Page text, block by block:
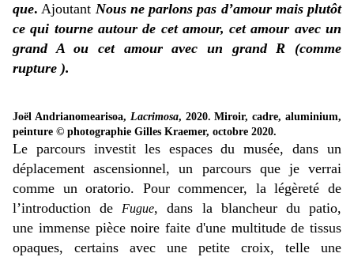
que. Ajoutant Nous ne parlons pas d’amour mais plutôt
ce qui tourne autour de cet amour, cet amour avec un
grand A ou cet amour avec un grand R (comme
rupture ).
Joël Andrianomearisoa, Lacrimosa, 2020. Miroir, cadre, aluminium,
peinture © photographie Gilles Kraemer, octobre 2020.
Le parcours investit les espaces du musée, dans un
déplacement ascensionnel, un parcours que je verrai
comme un oratorio. Pour commencer, la légèreté de
l’introduction deFugue, dans la blancheur du patio,
une immense pièce noire faite d'une multitude de tissus
opaques, certains avec une petite croix, telle une